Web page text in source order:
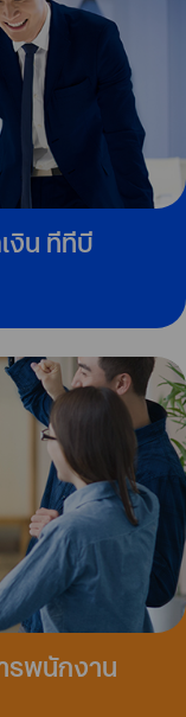
งิน ทีทีบี
รพนักงาน